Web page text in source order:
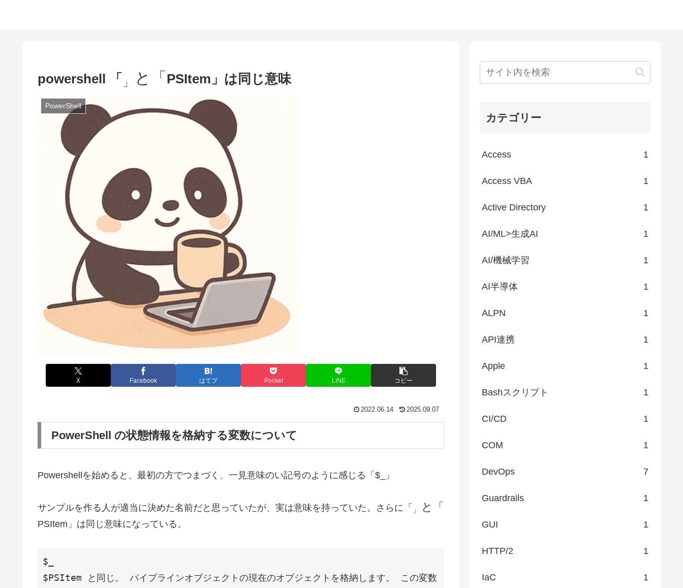
powershell 「 」 と「 PSItem」は同じ意味
PowerShell
X Facebook はてブ Pocket LINE コピー
2022.06.14 2025.09.07
PowerShell の状態情報を格納する変数について
Powershellを始めると、最初の方でつまづく、一見意味のい記号のように感じる「$_」
サンプルを作る人が適当に決めた名前だと思っていたが、実は意味を持っていた。さらに「 」 と「
PSItem」は同じ意味になっている。
$_
$PSItem と同じ。 パイプラインオブジェクトの現在のオブジェクトを格納します。 この変数
カテゴリー
Access 1
Access VBA 1
Active Directory 1
AI/ML>生成AI 1
AI/機械学習 1
AI半導体 1
ALPN 1
API連携 1
Apple 1
Bashスクリプト 1
CI/CD 1
COM 1
DevOps 7
Guardrails 1
GUI 1
HTTP/2 1
IaC 1